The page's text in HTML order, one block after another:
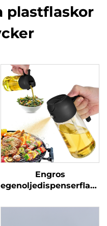
plastflaskor
Engros
matoljesprutare 470